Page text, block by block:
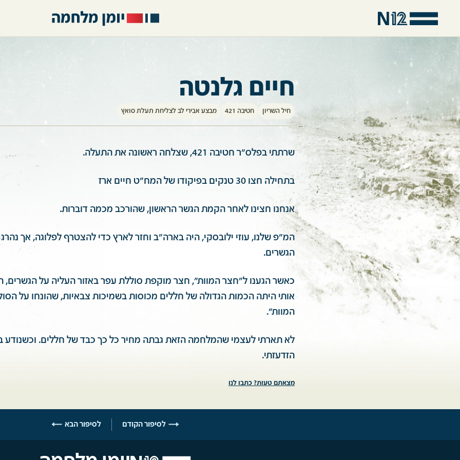
חיים גלנטה
חיל השריון חטיבה 421 מבצע אבירי לב לצליחת תעלת סואץ
שרתתי בפלס"ר חטיבה 421, שצלחה ראשונה את התעלה.
בתחילה חצו 30 טנקים בפיקודו של המח"ט חיים ארז
אנחנו חצינו לאחר הקמת הגשר הראשון, שהורכב מכמה דוברות.
המ"פ שלנו, עוזי ילובסקי, היה בארה"ב וחזר לארץ כדי להצטרף לפלוגה, אך
הגשרים.
כאשר הגענו ל"חצר המוות", חצר מוקפת סוללת עפר באזור העליה על הגשרים,
אותי היתה הכמות הגדולה של חללים מכוסות בשמיכות צבאיות, שהונחו על
המוות".
הזדעזתי.
מצאתם טעות? כתבו לנו
לסיפור הקודם לסיפור הבא